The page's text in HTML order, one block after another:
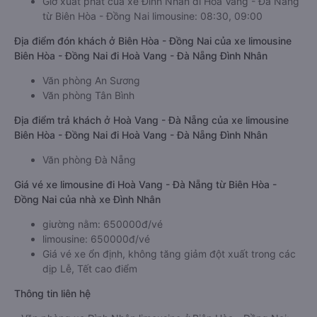
từ Biên Hòa - Đồng Nai limousine: 08:30, 09:00
Địa điểm đón khách ở Biên Hòa - Đồng Nai của xe limousine
Biên Hòa - Đồng Nai đi Hoà Vang - Đà Nẵng Đình Nhân
Văn phòng An Sương
Văn phòng Tân Bình
Địa điểm trả khách ở Hoà Vang - Đà Nẵng của xe limousine
Biên Hòa - Đồng Nai đi Hoà Vang - Đà Nẵng Đình Nhân
Văn phòng Đà Nẵng
Giá vé xe limousine đi Hoà Vang - Đà Nẵng từ Biên Hòa -
Đồng Nai của nhà xe Đình Nhân
giường nằm: 650000đ/vé
limousine: 650000đ/vé
Giá vé xe ổn định, không tăng giảm đột xuất trong các
dịp Lễ, Tết cao điểm
Thông tin liên hệ